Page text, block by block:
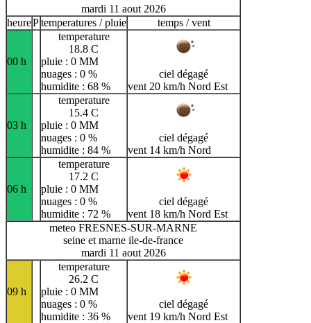
mardi 11 aout 2026
heurePtemperatures / pluie temps / vent
00 h
temperature
18.8 C
pluie : 0 MM
nuages : 0 %
humidite : 68 %
ciel dégagé
vent 20 km/h Nord Est
03 h
temperature
15.4 C
pluie : 0 MM
nuages : 0 %
humidite : 84 %
ciel dégagé
vent 14 km/h Nord
06 h
temperature
17.2 C
pluie : 0 MM
nuages : 0 %
humidite : 72 %
ciel dégagé
vent 18 km/h Nord Est
meteo FRESNES-SUR-MARNE
seine et marne ile-de-france
mardi 11 aout 2026
09 h
temperature
26.2 C
pluie : 0 MM
nuages : 0 %
humidite : 36 %
ciel dégagé
vent 19 km/h Nord Est